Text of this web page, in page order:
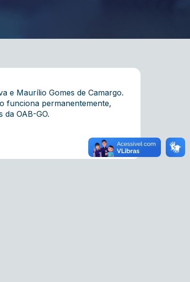
e Maurílio Gomes de Camargo.
funciona permanentemente,
OAB-GO.